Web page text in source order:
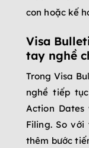
con hoặc kế
Visa
tay nghề
Trong Visa
nghề tiếp
Action
Filing. So
thêm bước